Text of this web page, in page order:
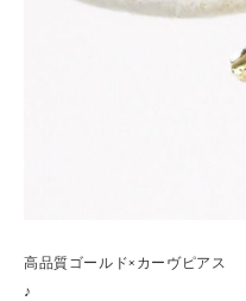
高品質ゴールド×カーヴピアス
♪